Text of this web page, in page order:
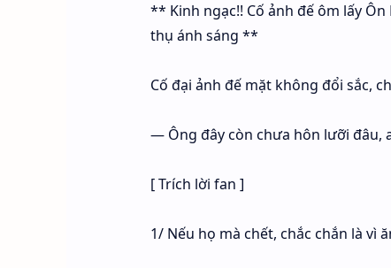
** Kinh ngạc!! Cố ảnh đế ôm lấy
thụ ánh sáng **
Cố đại ảnh đế mặt không đổi sắc,
— Ông đây còn chưa hôn lưỡi đâu,
[ Trích lời fan ]
1/ Nếu họ mà chết, chắc chắn là vì